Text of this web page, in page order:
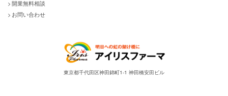
開業無料相談
お問い合わせ
東京都千代田区神田錦町1-1 神田橋安田ビル